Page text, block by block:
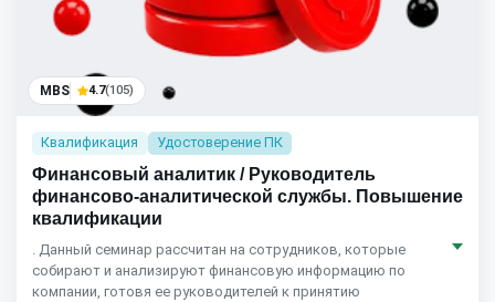
MBS 4.7(105)
Квалификация Удостоверение ПК
Финансовый аналитик / Руководитель
финансово-аналитической службы. Повышение
квалификации
. Данный семинар рассчитан на сотрудников, которые
собирают и анализируют финансовую информацию по
компании, готовя ее руководителей к принятию